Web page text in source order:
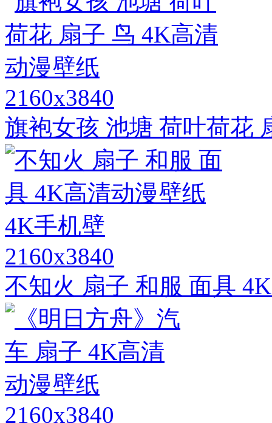
2160x3840
旗袍女孩 池塘 荷叶荷花
2160x3840
不知火 扇子 和服 面具
2160x3840